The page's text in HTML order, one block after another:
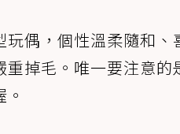
偶，個性溫柔隨和
掉毛。唯一要注意